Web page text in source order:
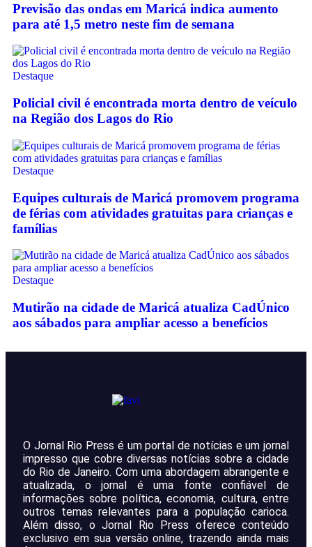
Previsão das ondas em Maricá indica aumento
para até 1,5 metro neste fim de semana
Destaque
Policial civil é encontrada morta dentro de veículo
na Região dos Lagos do Rio
Destaque
Equipes culturais de Maricá promovem programa
de férias com atividades gratuitas para crianças e
famílias
Destaque
Mutirão na cidade de Maricá atualiza CadÚnico
aos sábados para ampliar acesso a benefícios
O Jornal Rio Press é um portal de notícias e um jornal
impresso que cobre diversas notícias sobre a cidade
do Rio de Janeiro. Com uma abordagem abrangente e
atualizada, o jornal é uma fonte confiável de
informações sobre política, economia, cultura, entre
outros temas relevantes para a população carioca.
Além disso, o Jornal Rio Press oferece conteúdo
exclusivo em sua versão online, trazendo ainda mais